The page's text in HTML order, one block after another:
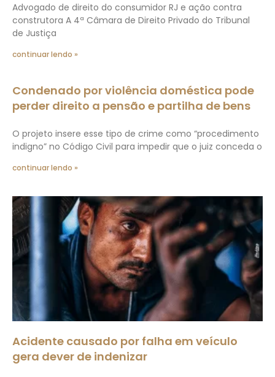
Advogado de direito do consumidor RJ e ação contra
construtora A 4ª Câmara de Direito Privado do Tribunal
de Justiça
continuar lendo »
Condenado por violência doméstica pode
perder direito a pensão e partilha de bens
O projeto insere esse tipo de crime como “procedimento
indigno” no Código Civil para impedir que o juiz conceda o
continuar lendo »
Acidente causado por falha em veículo
gera dever de indenizar